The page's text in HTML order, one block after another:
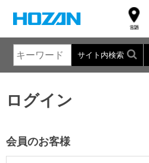
サイト内検索
ログイン
会員のお客様